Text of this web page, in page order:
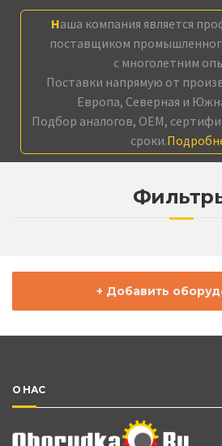
Наша компания является профессиональным
поставщиком
с многолетним
Поставки напрямую от
Европа, Северная и
Подбор аналогов, OEM,
сроки.
+ Добавить
О НАС